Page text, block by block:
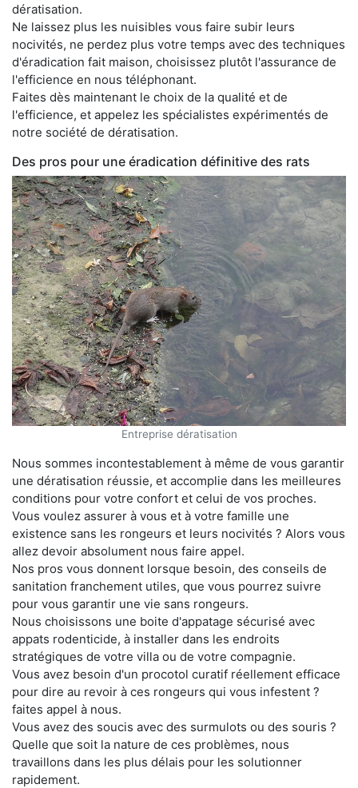
dératisation.
Ne laissez plus les nuisibles vous faire subir leurs
nocivités, ne perdez plus votre temps avec des techniques
d'éradication fait maison, choisissez plutôt l'assurance de
l'efficience en nous téléphonant.
Faites dès maintenant le choix de la qualité et de
l'efficience, et appelez les spécialistes expérimentés de
notre société de dératisation.
Des pros pour une éradication définitive des rats
Entreprise dératisation
Nous sommes incontestablement à même de vous garantir
une dératisation réussie, et accomplie dans les meilleures
conditions pour votre confort et celui de vos proches.
Vous voulez assurer à vous et à votre famille une
existence sans les rongeurs et leurs nocivités ? Alors vous
allez devoir absolument nous faire appel.
Nos pros vous donnent lorsque besoin, des conseils de
sanitation franchement utiles, que vous pourrez suivre
pour vous garantir une vie sans rongeurs.
Nous choisissons une boite d'appatage sécurisé avec
appats rodenticide, à installer dans les endroits
stratégiques de votre villa ou de votre compagnie.
Vous avez besoin d'un procotol curatif réellement efficace
pour dire au revoir à ces rongeurs qui vous infestent ?
faites appel à nous.
Vous avez des soucis avec des surmulots ou des souris ?
Quelle que soit la nature de ces problèmes, nous
travaillons dans les plus délais pour les solutionner
rapidement.